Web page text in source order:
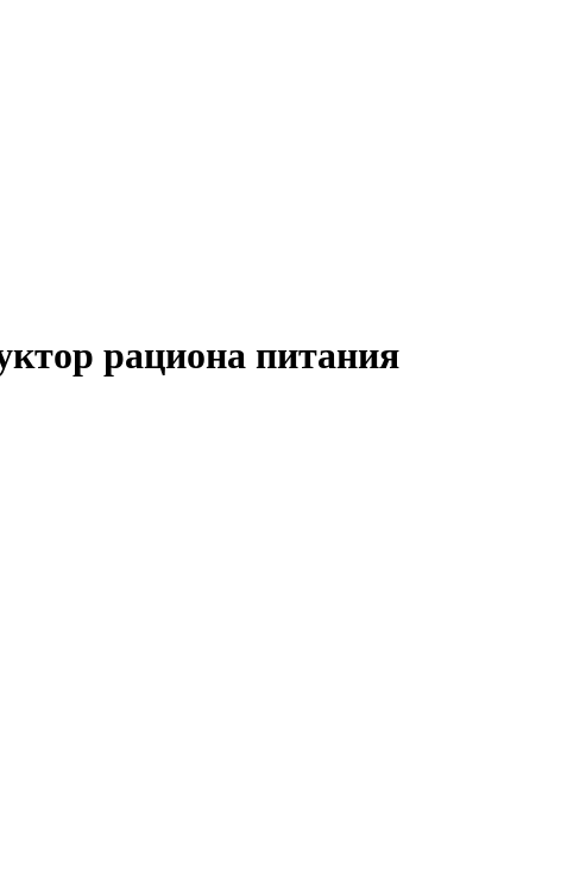
рациона питания